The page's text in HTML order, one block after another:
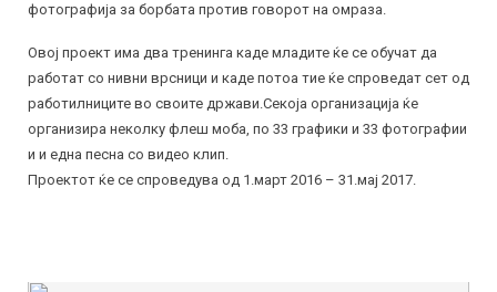
фотографија за борбата против говорот на омраза.
Овој проект има два тренинга каде младите ќе се обучат да
работат со нивни врсници и каде потоа тие ќе спроведат сет од
работилниците во своите држави.Секоја организација ќе
организира неколку флеш моба, по 33 графики и 33 фотографии
и и една песна со видео клип.
Проектот ќе се спроведува од 1.март 2016 – 31.мај 2017.